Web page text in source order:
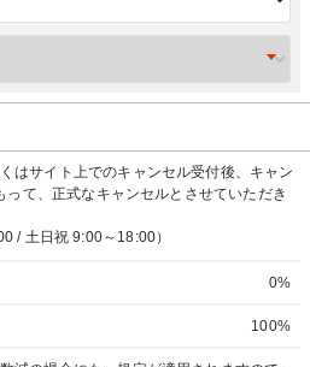
はサイト上でのキャンセル受付後、キャン
て、正式なキャンセルとさせていただき
/ 土日祝 9:00～18:00）
0%
100%